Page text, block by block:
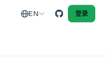
EN 登录